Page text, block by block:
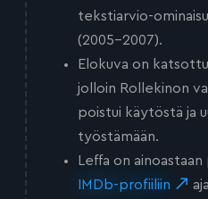
tekstiarvio-
(2005-2007).
Elokuva on katsottu
jolloin Rollekinon
poistui käytöstä ja
työstämään.
Leffa on
IMDb-profiiliin